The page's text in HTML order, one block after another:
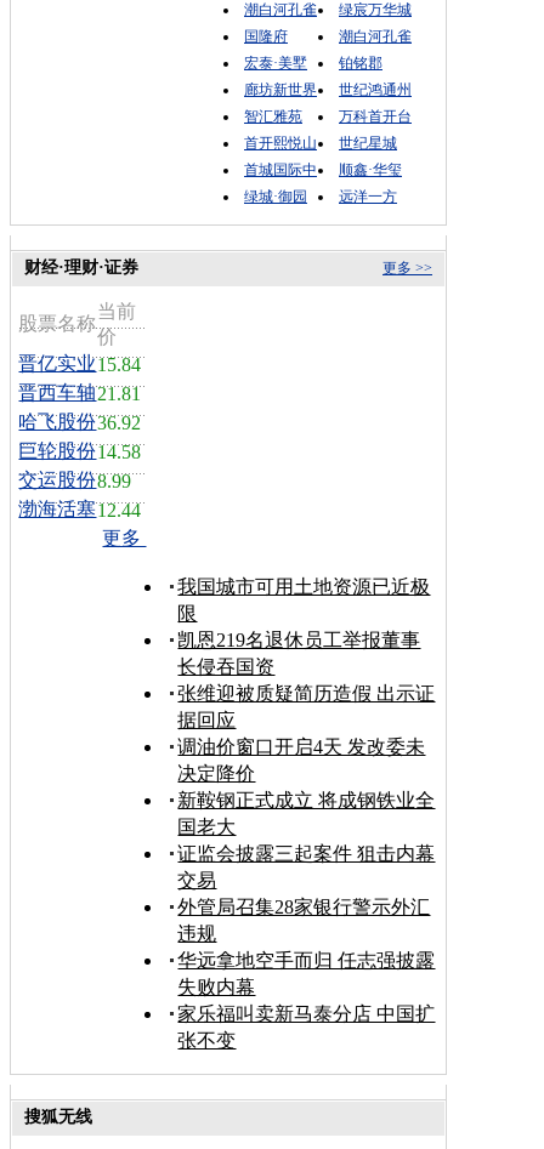
潮白河孔雀
绿宸万华城
国隆府
潮白河孔雀
宏泰·美墅
铂铭郡
廊坊新世界
世纪鸿通州
智汇雅苑
万科首开台
首开熙悦山
世纪星城
首城国际中
顺鑫·华玺
绿城·御园
远洋一方
更多 >>
财经·理财·证券
股票名称
当前
价
晋亿实业15.84
晋西车轴21.81
哈飞股份36.92
巨轮股份14.58
交运股份8.99
渤海活塞12.44
更多
我国城市可用土地资源已近极
限
凯恩219名退休员工举报董事
长侵吞国资
张维迎被质疑简历造假 出示证
据回应
调油价窗口开启4天 发改委未
决定降价
新鞍钢正式成立 将成钢铁业全
国老大
证监会披露三起案件 狙击内幕
交易
外管局召集28家银行警示外汇
违规
华远拿地空手而归 任志强披露
失败内幕
家乐福叫卖新马泰分店 中国扩
张不变
搜狐无线